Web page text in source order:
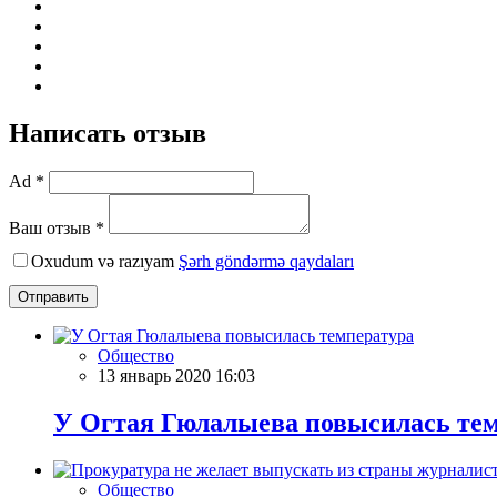
Написать отзыв
Ad *
Ваш отзыв *
Oxudum və razıyam Şərh göndərmə qaydaları
Отправить
Общество
13 январь 2020 16:03
У Огтая Гюлалыева повысилась
Общество